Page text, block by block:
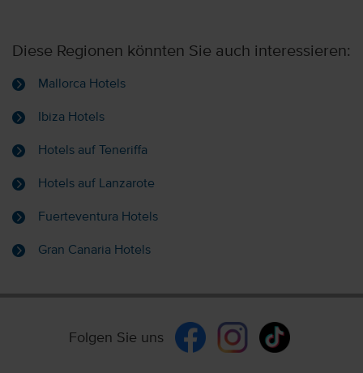
Diese Regionen könnten Sie auch interessieren:
Mallorca Hotels
Ibiza Hotels
Hotels auf Teneriffa
Hotels auf Lanzarote
Fuerteventura Hotels
Gran Canaria Hotels
Folgen Sie uns